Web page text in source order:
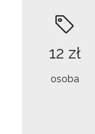
12 zł
osoba